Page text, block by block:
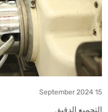
15 September 2024
التجميع الدقيق